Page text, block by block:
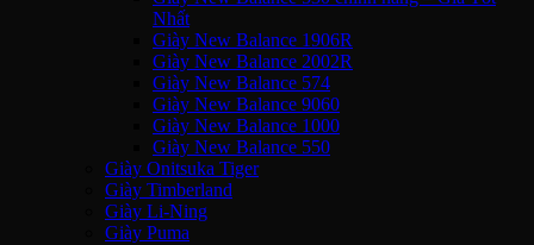
Nhất
Giày New Balance 1906R
Giày New Balance 2002R
Giày New Balance 574
Giày New Balance 9060
Giày New Balance 1000
Giày New Balance 550
Giày Onitsuka Tiger
Giày Timberland
Giày Li-Ning
Giày Puma